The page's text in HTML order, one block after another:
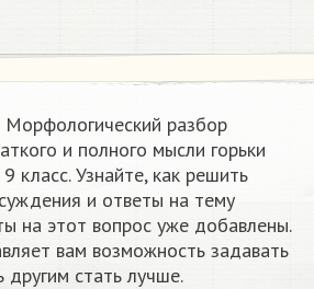
разбор
и полного мысли горьки
класс. Узнайте, как решить
и ответы на тему
на этот вопрос уже добавлены.
вам возможность задавать
другим стать лучше.